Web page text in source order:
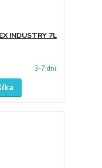
INDUSTRY 7L
3-7 dní